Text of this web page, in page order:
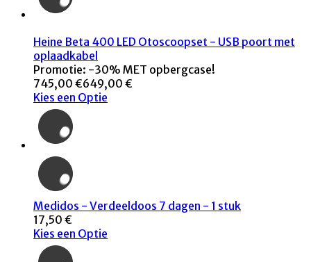
Heine Beta 400 LED Otoscoopset - USB poort met
oplaadkabel
Promotie: -30% MET opbergcase!
745,00 €649,00 €
Kies een Optie
Medidos - Verdeeldoos 7 dagen - 1 stuk
17,50 €
Kies een Optie